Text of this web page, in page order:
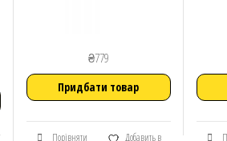
₴779
Придбати товар
Порівняти
Добавить в